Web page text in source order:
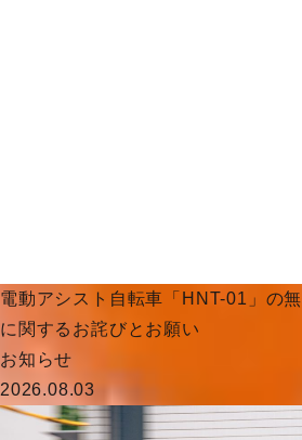
電動アシスト自転車「HNT-01」の
に関するお詫びとお願い
お知らせ
2026.08.03